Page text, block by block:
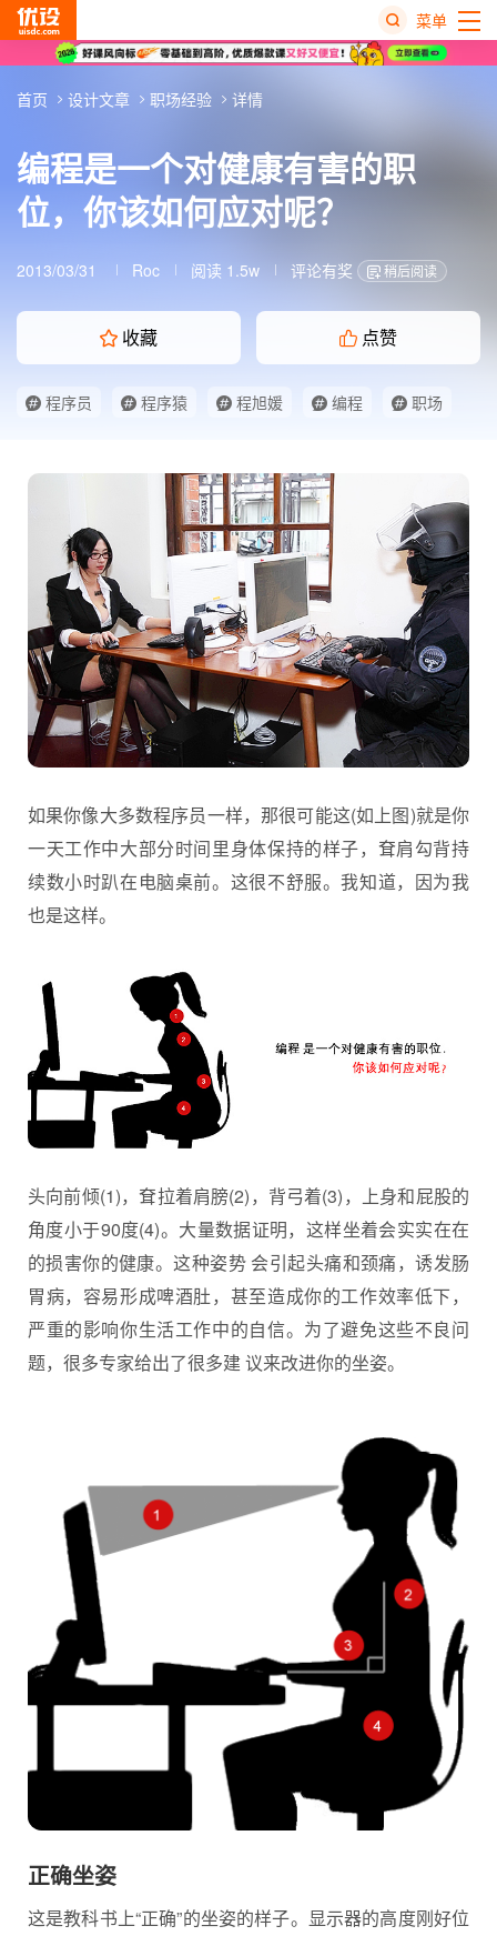
菜单
编程是一个对健康有害的职
位，你该如何应对呢？
2013/03/31 Roc 阅读 1.5w 评论有奖 稍后阅读
收藏 点赞
程序员 程序猿 程旭媛 编程
职场
首页 设计文章 职场经验 详情
如果你像大多数程序员一样，那很可能这(如上图)就是你
一天工作中大部分时间里身体保持的样子，耷肩勾背持
续数小时趴在电脑桌前。这很不舒服。我知道，因为我
也是这样。
头向前倾(1)，耷拉着肩膀(2)，背弓着(3)，上身和屁股的
角度小于90度(4)。大量数据证明，这样坐着会实实在在
的损害你的健康。这种姿势 会引起头痛和颈痛，诱发肠
胃病，容易形成啤酒肚，甚至造成你的工作效率低下，
严重的影响你生活工作中的自信。为了避免这些不良问
题，很多专家给出了很多建 议来改进你的坐姿。
正确坐姿
这是教科书上“正确”的坐姿的样子。显示器的高度刚好位